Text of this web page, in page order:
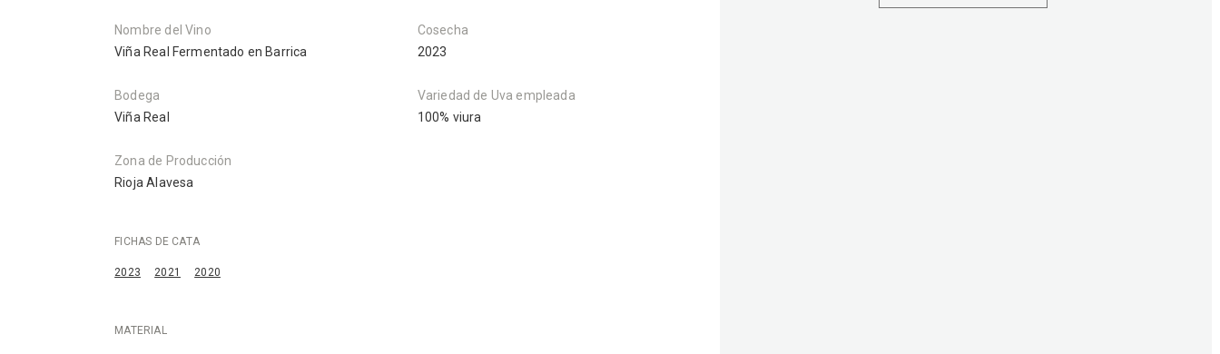
Nombre del Vino
Viña Real Fermentado en Barrica
Bodega
Viña Real
Zona de Producción
Rioja Alavesa
Cosecha
2023
Variedad de Uva empleada
100% viura
FICHAS DE CATA
2023 2021 2020
MATERIAL